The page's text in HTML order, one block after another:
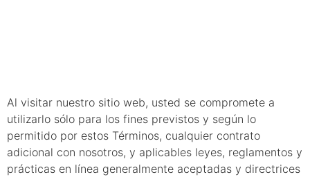
Al visitar nuestro sitio web, usted se compromete a
utilizarlo sólo para los fines previstos y según lo
permitido por estos Términos, cualquier contrato
adicional con nosotros, y aplicables leyes, reglamentos y
prácticas en línea generalmente aceptadas y directrices